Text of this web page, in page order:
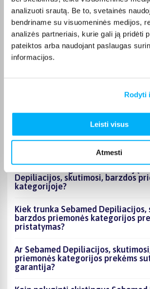
analizuoti srautą. Be to, svetainės
bendriname su visuomeninės medijos,
analizės partneriais, kurie gali ją pridėti
pateiktos arba naudojant paslaugas
informacijos.
Rodyti
Leisti visus
Atmesti
aprašyme nurodytą terminą.
DUK
priemonės kategorijoje esantys
Kiek prekių yra Sebamed
skutimosi, barzdos priemonės
Depiliacijos, skutimosi, barzdos
kategorijoje?
Kiek trunka Sebamed Depiliacijos,
barzdos priemonės kategorijos
pristatymas?
Ar Sebamed Depiliacijos,
priemonės kategorijos prekėms
garantija?